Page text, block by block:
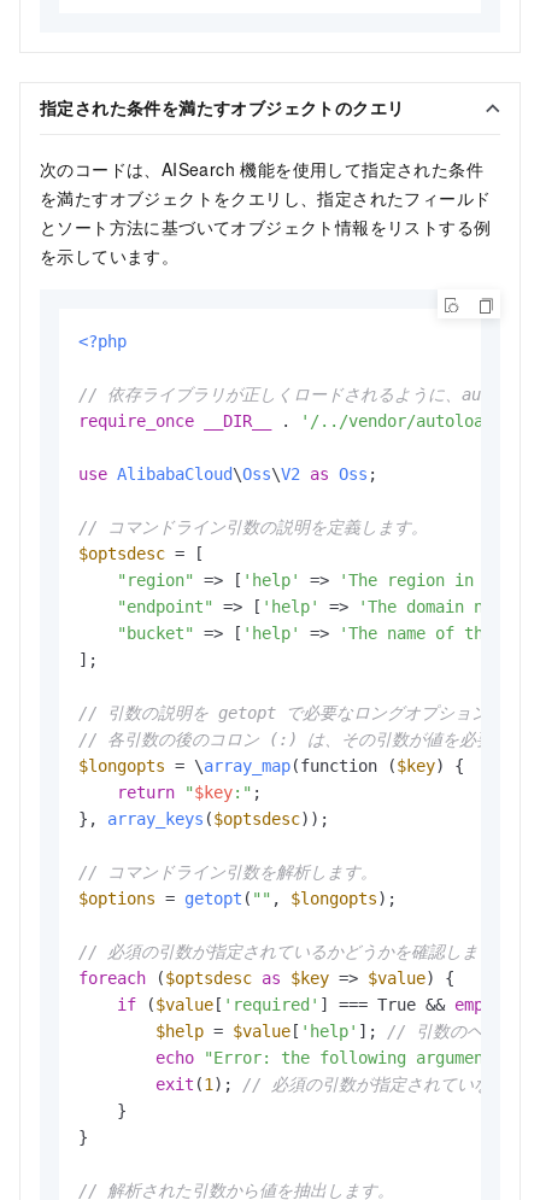
指定された条件を満たすオブジェクトのクエリ
次のコードは、AISearch 機能を使用して指定された条件
を満たすオブジェクトをクエリし、指定されたフィールド
とソート方法に基づいてオブジェクト情報をリストする例
を示しています。
<?php
// 依存ライブラリが正しくロードされるように、
require_once
__DIR__ . '/../vendor/autoload.php'
use AlibabaCloud\Oss\V2 as Oss ;
// コマンドライン引数の説明を定義します。
$optsdesc = [
"region"
=> [ 'help' =>
'The region in
"endpoint"
=> [ 'help' =>
'The domain
"bucket"
=> [ 'help' =>
'The name of the
];
// 引数の説明を getopt で必要なロングオプション形式に
// 各引数の後のコロン (:) は、その引数が値を必要とす
$longopts = \array_map(function ($key) {
return
"$key:" ;
}, array_keys ($optsdesc));
// コマンドライン引数を解析します。
$options = getopt ( "" , $longopts);
// 必須の引数が指定されているかどうかを確認します。
foreach ($optsdesc as $key => $value) {
if ($value [ 'required' ] === True && empty
$help = $value [ 'help' ];
// 引数のヘルプ情
echo
"Error: the following arguments
exit (1 );
// 必須の引数が指定されていない場
    }
}
// 解析された引数から値を抽出します。